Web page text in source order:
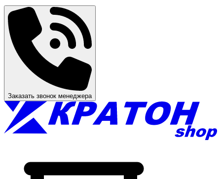
Заказать звонок менеджера